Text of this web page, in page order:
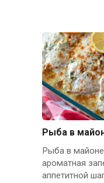
Рыба в
Рыба в
ароматная
аппетитной